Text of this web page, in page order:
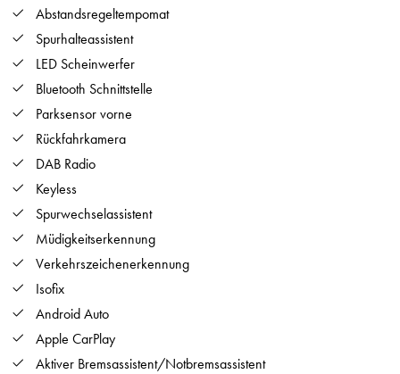
Abstandsregeltempomat
Spurhalteassistent
LED Scheinwerfer
Bluetooth Schnittstelle
Parksensor vorne
Rückfahrkamera
DAB Radio
Keyless
Spurwechselassistent
Müdigkeitserkennung
Verkehrszeichenerkennung
Isofix
Android Auto
Apple CarPlay
Aktiver Bremsassistent/Notbremsassistent